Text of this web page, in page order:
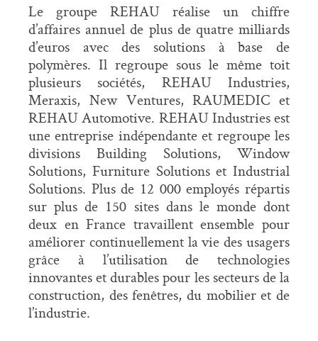
Le groupe REHAU réalise un chiffre
d’affaires annuel de plus de quatre milliards
d’euros avec des solutions à base de
polymères. Il regroupe sous le même toit
plusieurs sociétés, REHAU Industries,
Meraxis, New Ventures, RAUMEDIC et
REHAU Automotive. REHAU Industries est
une entreprise indépendante et regroupe les
divisions Building Solutions, Window
Solutions, Furniture Solutions et Industrial
Solutions. Plus de 12 000 employés répartis
sur plus de 150 sites dans le monde dont
deux en France travaillent ensemble pour
améliorer continuellement la vie des usagers
grâce à l’utilisation de technologies
innovantes et durables pour les secteurs de la
construction, des fenêtres, du mobilier et de
l’industrie.